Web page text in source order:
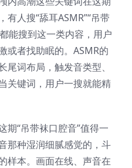
人搜“舔耳ASMR”“吊带
能搜到这一类内容，用户
或者找助眠的。ASMR的
词布局，触发音类型、
关键词，用户一搜就能精
期“吊带袜口腔音”值得一
那种湿润细腻感觉的，斗
样本。画面在线、声音在